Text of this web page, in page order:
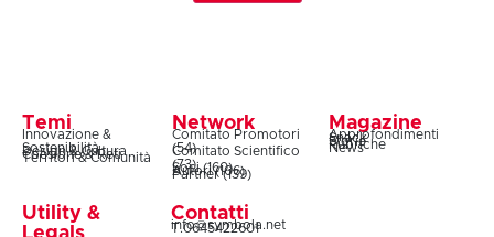
Temi
Innovazione &
Sostenibilità
Design & Cultura
Coesione & Reti
Territori & Comunità
Network
Comitato Promotori
(54)
Comitato Scientifico
(73)
Soci (160)
Autori (106)
Partner (139)
Magazine
Approfondimenti
Snack
Storie
Rubriche
News
Utility &
Contatti
info@symbola.net
T.0645422601